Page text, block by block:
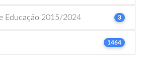
Educação 2015/2024 3
1464